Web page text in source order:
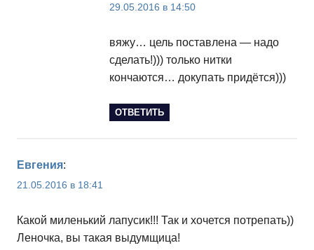
29.05.2016 в 14:50
вяжу… цель поставлена — надо
сделать!))) только нитки
кончаются… докупать придётся)))
ОТВЕТИТЬ
Евгения:
21.05.2016 в 18:41
Какой миленький лапусик!!! Так и хочется потрепать))
Леночка, вы такая выдумщица!